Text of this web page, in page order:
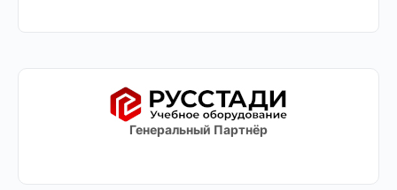
Генеральный Партнёр